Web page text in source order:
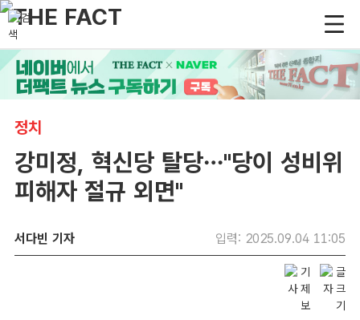
정치
강미정, 혁신당 탈당…"당이 성비위
피해자 절규 외면"
서다빈 기자 입력: 2025.09.04 11:05